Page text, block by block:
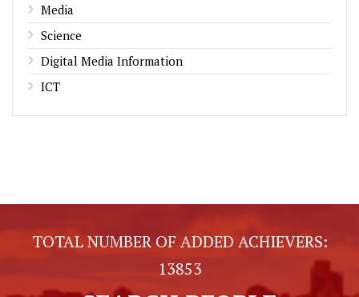
Media
Science
Digital Media Information
ICT
TOTAL NUMBER OF ADDED ACHIEVERS:
13853